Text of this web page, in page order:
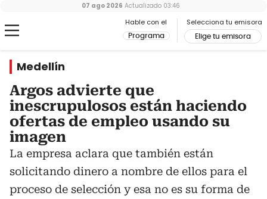
Hable con el
Programa
Selecciona tu emisora
Elige tu emisora
07 ago 2026 Actualizado 03:46
Medellín
Argos advierte que
inescrupulosos están haciendo
ofertas de empleo usando su
imagen
La empresa aclara que también están
solicitando dinero a nombre de ellos para el
proceso de selección y esa no es su forma de